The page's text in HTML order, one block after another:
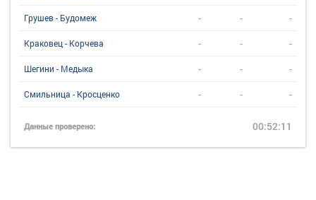
Грушев - Будомеж - - -
Краковец - Корчева - - -
Шегини - Медыка - - -
Смильница - Кросценко - - -
Данные проверено: 00:52:11